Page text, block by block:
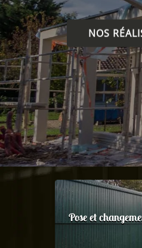
NOS
Pose et